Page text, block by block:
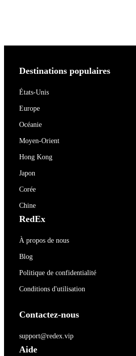
Destinations populaires
États-Unis
Europe
Océanie
Moyen-Orient
Hong Kong
Japon
Corée
Chine
RedEx
À propos de nous
Blog
Politique de confidentialité
Conditions d'utilisation
Contactez-nous
support@redex.vip
Aide